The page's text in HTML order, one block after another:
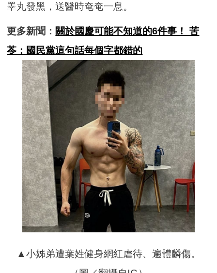
睪丸發黑，送醫時奄奄一息。
更多新聞： 關於國慶可能不知道的6件事！ 苦
苓：國民黨這句話每個字都錯的
▲小姊弟遭葉姓健身網紅虐待、遍體麟傷。